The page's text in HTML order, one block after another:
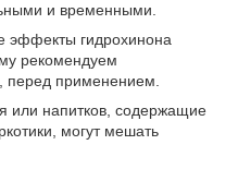
и временными.
эффекты гидрохинона
рекомендуем
перед применением.
или напитков, содержащие
могут мешать